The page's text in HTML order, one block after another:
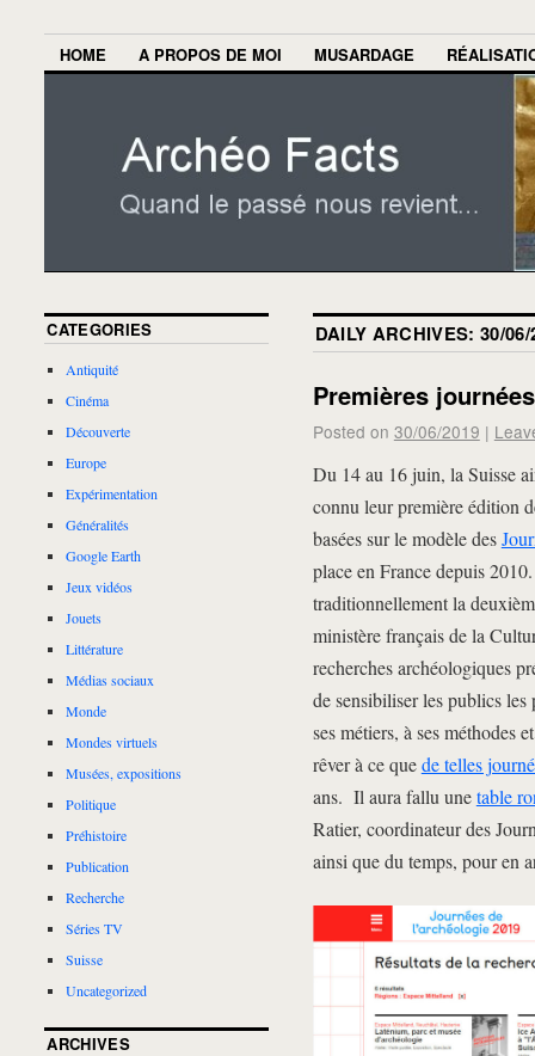
HOME A PROPOS DE MOI MUSARDAGE
DAILY ARCHIVES: 30/
Premières
Posted on 30/06/2019 |
Du 14 au 16 juin, la Suisse
connu leur première édition
basées sur le modèle des
place en France depuis
traditionnellement la
ministère français de la
recherches archéologiques
de sensibiliser les publics les
ses métiers, à ses méthodes
rêver à ce quede telles
ans. Il aura fallu unetable
Ratier, coordinateur des
ainsi que du temps, pour en
CATEGORIES
Antiquité
Cinéma
Découverte
Europe
Expérimentation
Généralités
Google Earth
Jeux vidéos
Jouets
Littérature
Médias sociaux
Monde
Mondes virtuels
Musées, expositions
Politique
Préhistoire
Publication
Recherche
Séries TV
Suisse
Uncategorized
ARCHIVES